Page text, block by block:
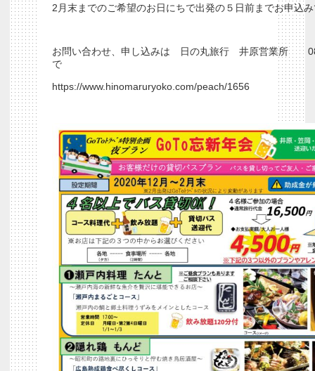
2月末までのご希望のお日にちで出発の５日前までお申込
お問い合わせ、申し込みは 日の丸旅行 井原営業所
で
https://www.hinomaruryoko.com/peach/1656